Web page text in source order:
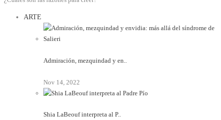
ARTE
Admiración, mezquindad y en..
Nov 14, 2022
Shia LaBeouf interpreta al P..